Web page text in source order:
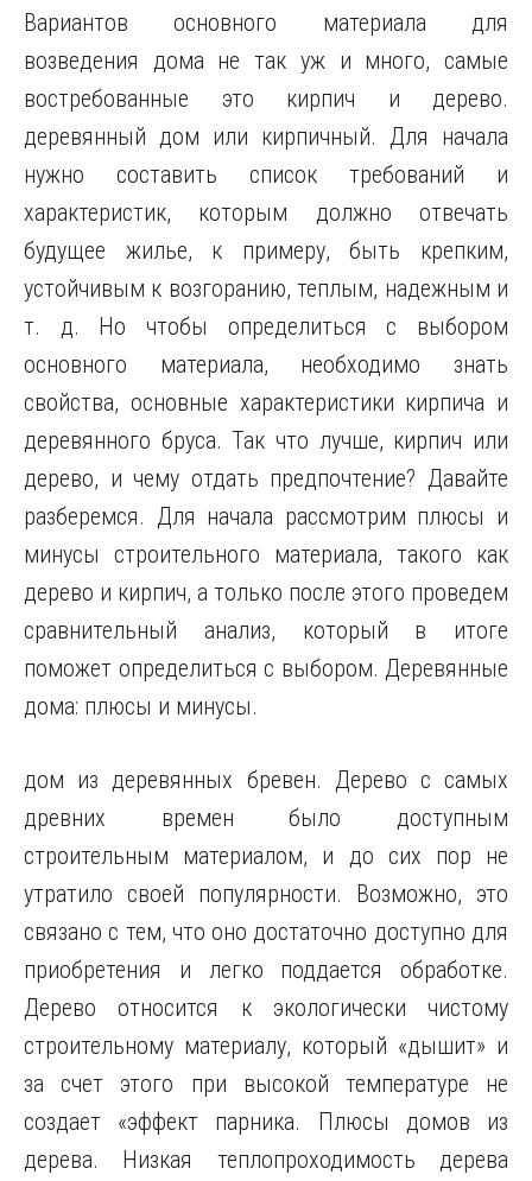
Вариантов основного материала для
возведения дома не так уж и много, самые
востребованные это кирпич и дерево.
деревянный дом или кирпичный. Для начала
нужно составить список требований и
характеристик, которым должно отвечать
будущее жилье, к примеру, быть крепким,
устойчивым к возгоранию, теплым, надежным и
т. д. Но чтобы определиться с выбором
основного материала, необходимо знать
свойства, основные характеристики кирпича и
деревянного бруса. Так что лучше, кирпич или
дерево, и чему отдать предпочтение? Давайте
разберемся. Для начала рассмотрим плюсы и
минусы строительного материала, такого как
дерево и кирпич, а только после этого проведем
сравнительный анализ, который в итоге
поможет определиться с выбором. Деревянные
дома: плюсы и минусы.
дом из деревянных бревен. Дерево с самых
древних времен было доступным
строительным материалом, и до сих пор не
утратило своей популярности. Возможно, это
связано с тем, что оно достаточно доступно для
приобретения и легко поддается обработке.
Дерево относится к экологически чистому
строительному материалу, который «дышит» и
за счет этого при высокой температуре не
создает «эффект парника. Плюсы домов из
дерева. Низкая теплопроходимость дерева